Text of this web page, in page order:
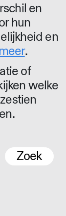
en
hun
en
.
of
welke
Zoek